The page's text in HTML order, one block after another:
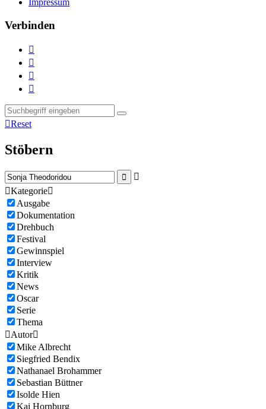
Verbinden




Reset
Stöbern


Kategorie
Ausgabe
Dokumentation
Drehbuch
Festival
Gewinnspiel
Interview
Kritik
News
Oscar
Serie
Thema
Autor
Mike Albrecht
Siegfried Bendix
Nathanael Brohammer
Sebastian Büttner
Isolde Hien
Kai Hornburg